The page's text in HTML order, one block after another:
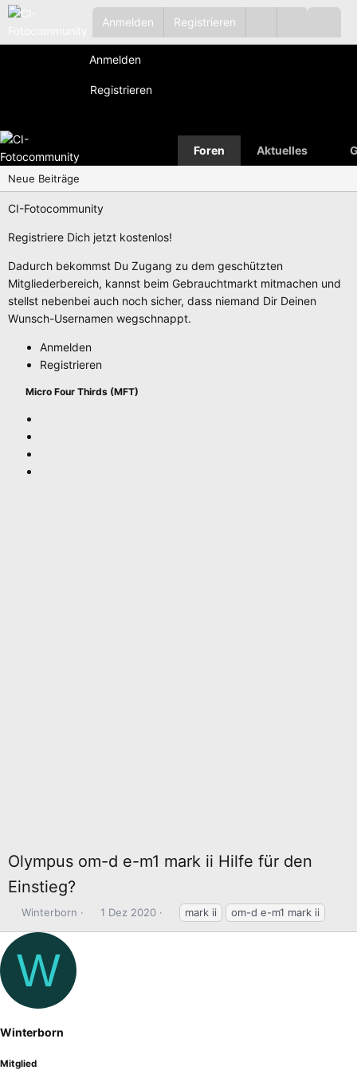
Anmelden Registrieren
Anmelden
Registrieren
Foren Aktuelles
Neue Beiträge
CI-Fotocommunity
Registriere Dich jetzt kostenlos!
Dadurch bekommst Du Zugang zu dem geschützten
Mitgliederbereich, kannst beim Gebrauchtmarkt mitmachen und
stellst nebenbei auch noch sicher, dass niemand Dir Deinen
Wunsch-Usernamen wegschnappt.
Anmelden
Registrieren
Micro Four Thirds (MFT)
Olympus om-d e-m1 mark ii Hilfe für den
Einstieg?
E
t
e
l
r
Winterborn
E1 Dez 2020
S mark ii om-d e-m1 mark ii
W
Winterborn
Mitglied